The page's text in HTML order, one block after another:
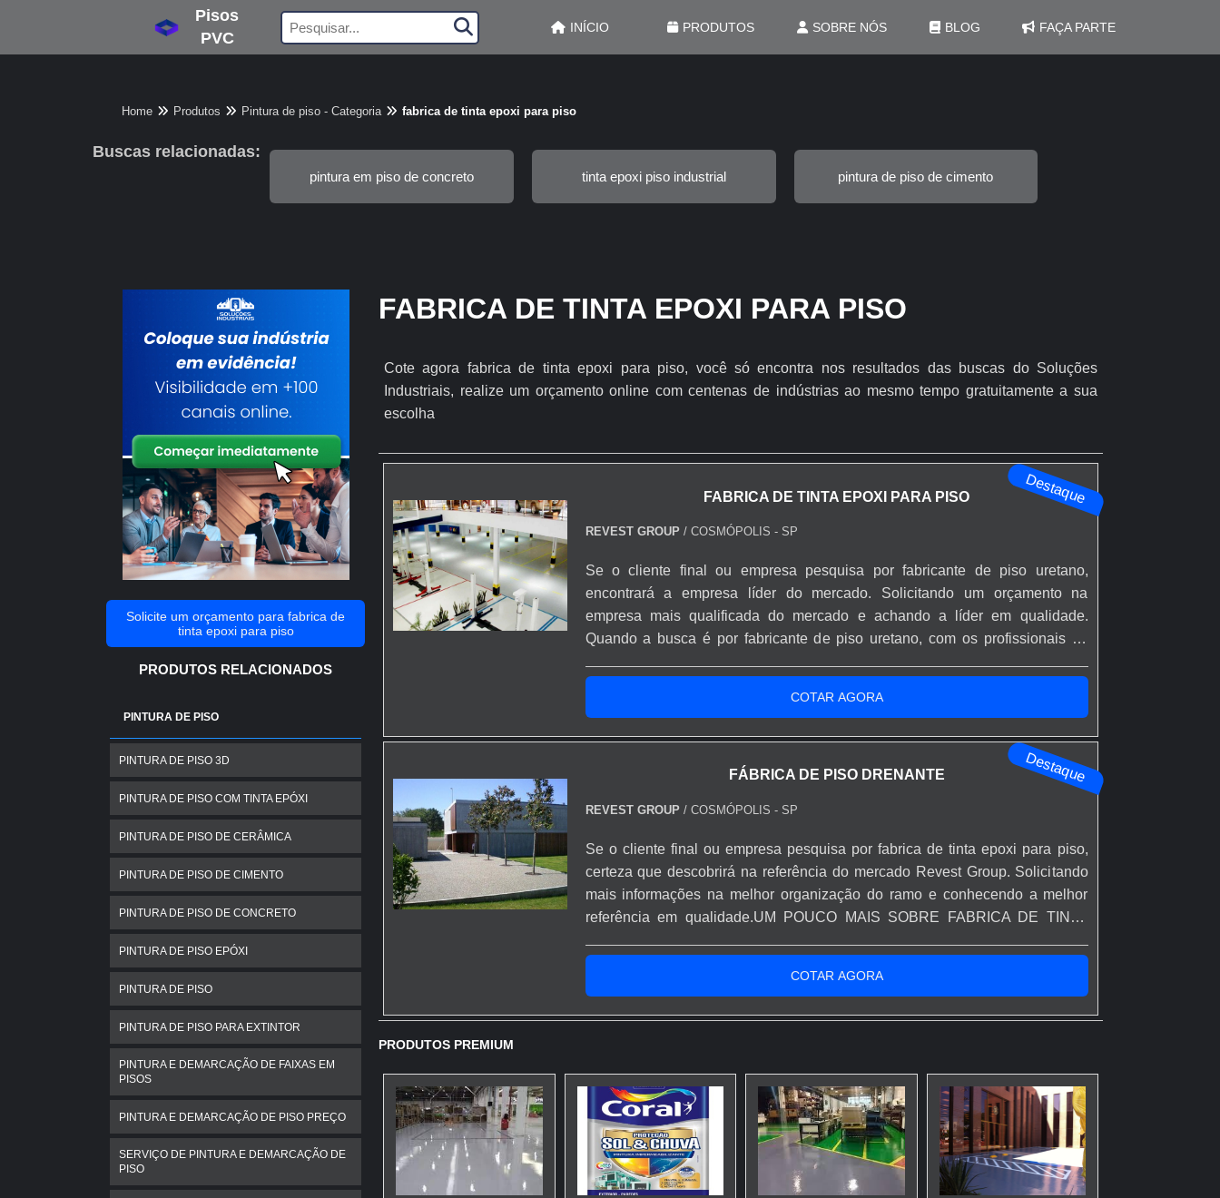
Pisos
PVC
INÍCIO PRODUTOS SOBRE NÓS BLOG FAÇA PARTE
Home Produtos Pintura de piso - Categoria fabrica de tinta epoxi para piso
Buscas relacionadas:
pintura em piso de concreto tinta epoxi piso industrial pintura de piso de cimento
Solicite um orçamento para fabrica de
tinta epoxi para piso
PRODUTOS RELACIONADOS
PINTURA DE PISO
PINTURA DE PISO 3D
PINTURA DE PISO COM TINTA EPÓXI
PINTURA DE PISO DE CERÂMICA
PINTURA DE PISO DE CIMENTO
PINTURA DE PISO DE CONCRETO
PINTURA DE PISO EPÓXI
PINTURA DE PISO
PINTURA DE PISO PARA EXTINTOR
PINTURA E DEMARCAÇÃO DE FAIXAS EM
PISOS
PINTURA E DEMARCAÇÃO DE PISO PREÇO
SERVIÇO DE PINTURA E DEMARCAÇÃO DE
PISO
FABRICA DE TINTA EPOXI PARA PISO
Cote agora fabrica de tinta epoxi para piso, você só encontra nos resultados das buscas do Soluções
Industriais, realize um orçamento online com centenas de indústrias ao mesmo tempo gratuitamente a sua
escolha
Destaque
FABRICA DE TINTA EPOXI PARA PISO
REVEST GROUP / COSMÓPOLIS - SP
Se o cliente final ou empresa pesquisa por fabricante de piso uretano,
encontrará a empresa líder do mercado. Solicitando um orçamento na
empresa mais qualificada do mercado e achando a líder em qualidade.
Quando a busca é por fabricante de piso uretano, com os profissionais da
pós-venda.OUTRAS INFORMAÇÕES SOBRE FABRICANTE DE PISO
URETANOHá muitas maneiras eficiente...
COTAR AGORA
Destaque
FÁBRICA DE PISO DRENANTE
REVEST GROUP / COSMÓPOLIS - SP
Se o cliente final ou empresa pesquisa por fabrica de tinta epoxi para piso,
certeza que descobrirá na referência do mercado Revest Group. Solicitando
mais informações na melhor organização do ramo e conhecendo a melhor
referência em qualidade.UM POUCO MAIS SOBRE FABRICA DE TINTA
altamente qualificada, vai até o site da Revest Group. É possível encontrar
COTAR AGORA
PRODUTOS PREMIUM